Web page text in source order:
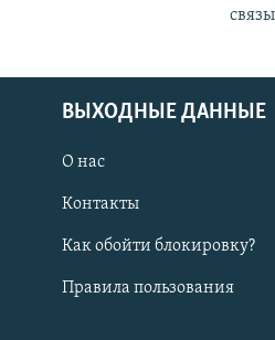
ВЫХОДНЫЕ ДАННЫЕ
О нас
Контакты
Как обойти блокировку?
Правила пользования